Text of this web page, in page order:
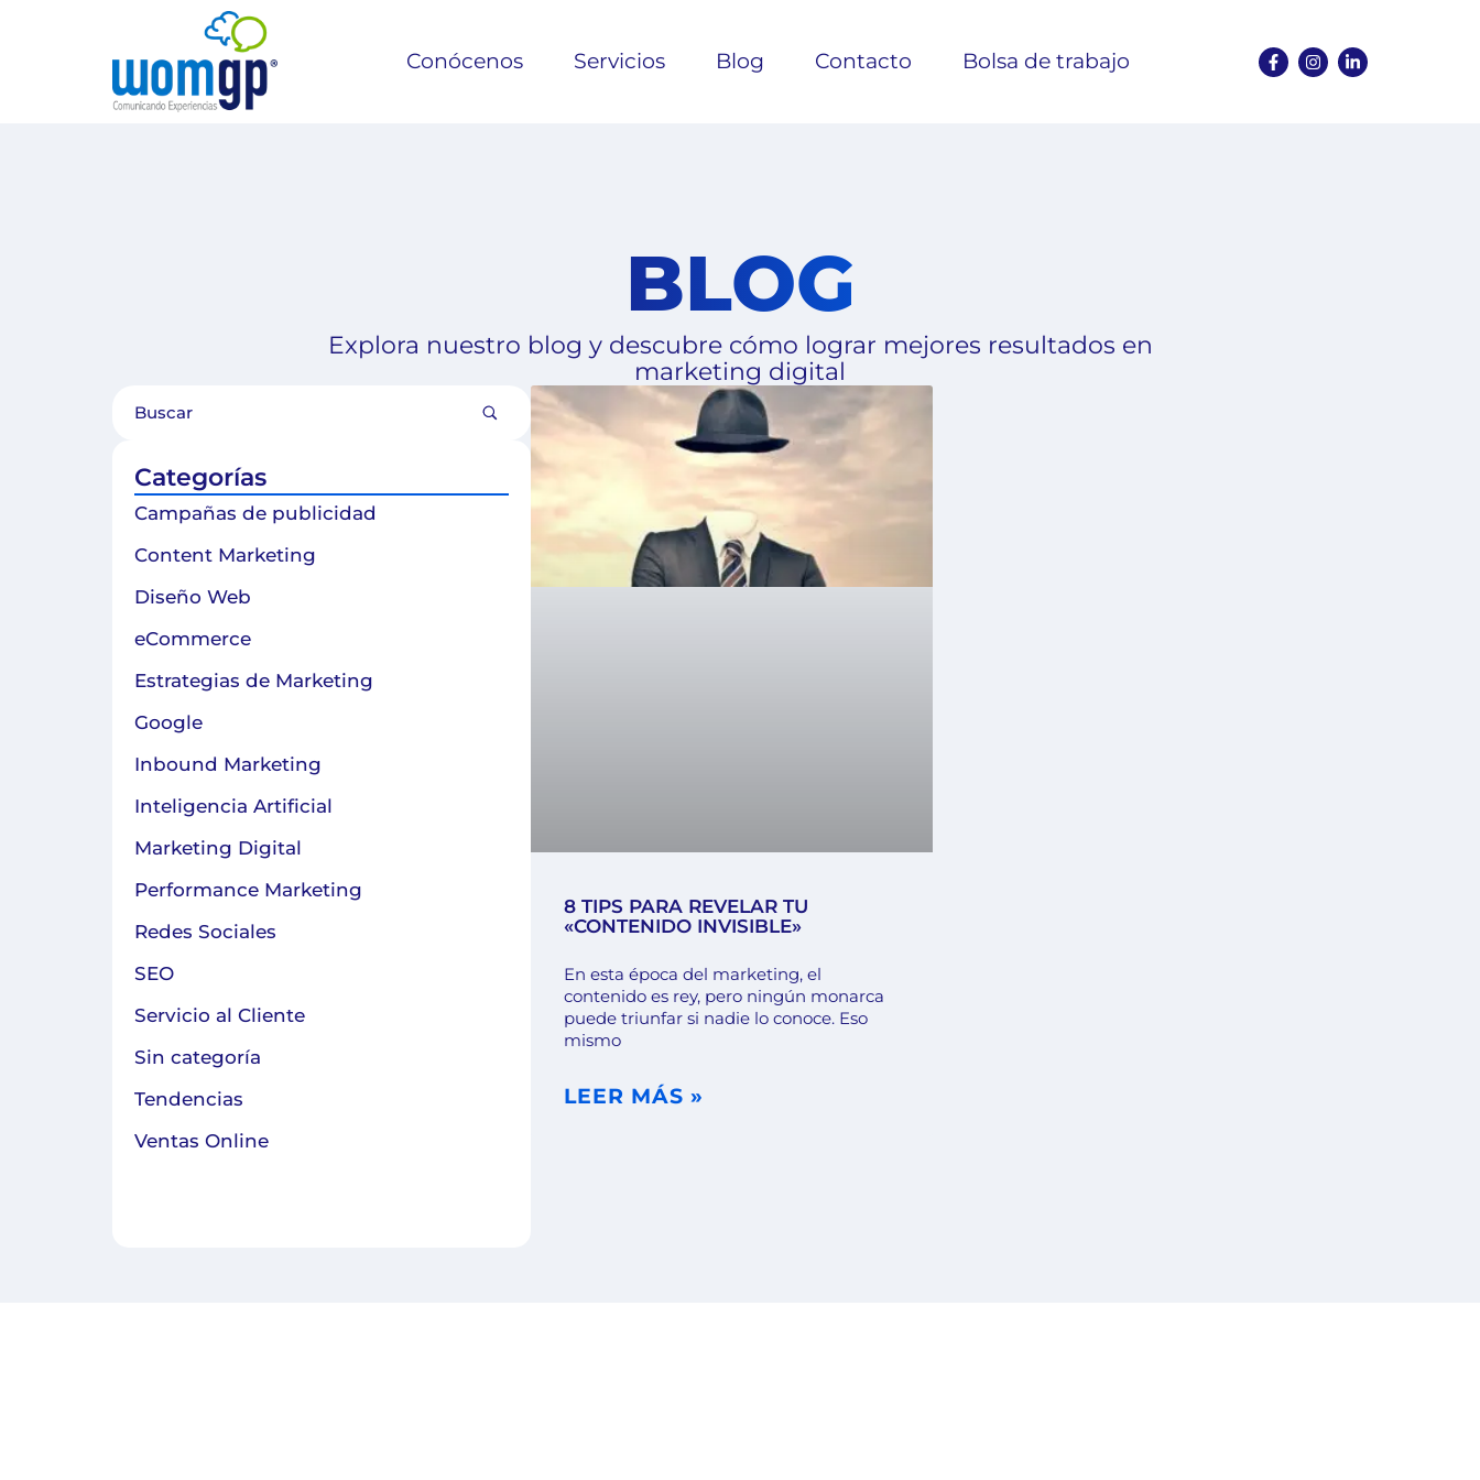
Conócenos Servicios Blog Contacto Bolsa de trabajo
BLOG
Explora nuestro blog y descubre cómo lograr mejores resultados en
marketing digital
Categorías
Campañas de publicidad
Content Marketing
Diseño Web
eCommerce
Estrategias de Marketing
Google
Inbound Marketing
Inteligencia Artificial
Marketing Digital
Performance Marketing
Redes Sociales
SEO
Servicio al Cliente
Sin categoría
Tendencias
Ventas Online
8 TIPS PARA REVELAR TU
«CONTENIDO INVISIBLE»
En esta época del marketing, el
contenido es rey, pero ningún monarca
puede triunfar si nadie lo conoce. Eso
mismo
LEER MÁS »